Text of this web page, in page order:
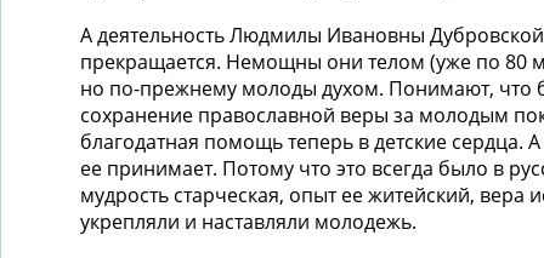
А деятельность Людмилы Ивановны
прекращается. Немощны они телом (уже по 80
но по-прежнему молоды духом. Понимают, что
сохранение православной веры за молодым
благодатная помощь теперь в детские сердца.
ее принимает. Потому что это всегда было в
мудрость старческая, опыт ее житейский, вера
укрепляли и наставляли молодежь.